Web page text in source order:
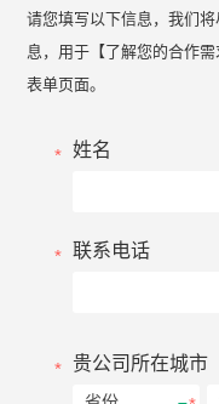
请您填写以下信息，我们
息，用于【了解您的合作
表单页面。
姓名
联系电话
贵公司所在城市